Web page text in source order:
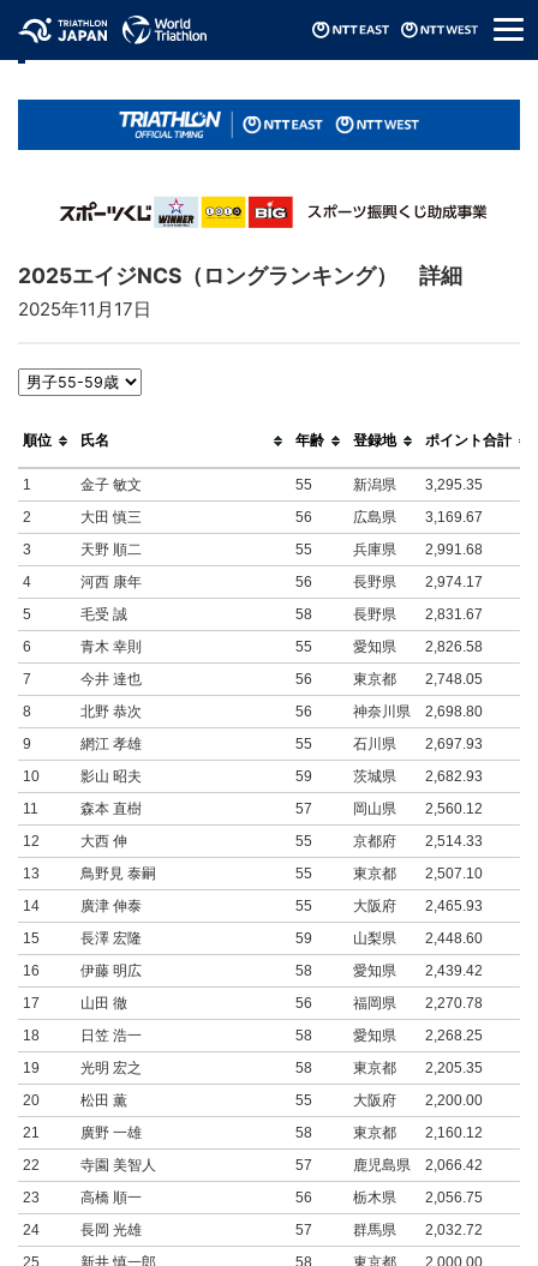
メ
ニ
ー
リザルト / Results
2025エイジNCS（ロングランキング） 詳細
2025年11月17日
順位 氏名 年齢 登録地 ポイント合計
1 金子 敏文 55 新潟県
3,295.35
2
大田 慎三 56 広島県
3,169.67
3
天野 順二 55 兵庫県
2,991.68
4
河西 康年 56 長野県
2,974.17
5
毛受 誠 58 長野県
2,831.67
6
青木 幸則 55 愛知県
2,826.58
7
今井 達也 56 東京都
2,748.05
8
北野 恭次 56 神奈川県
2,698.80
9
網江 孝雄 55 石川県
2,697.93
10
影山 昭夫 59 茨城県
2,682.93
11
森本 直樹 57 岡山県
2,560.12
12
大西 伸 55 京都府
2,514.33
13
鳥野見 泰嗣 55 東京都
2,507.10
14
廣津 伸泰 55 大阪府
2,465.93
15
長澤 宏隆 59 山梨県
2,448.60
16
伊藤 明広 58 愛知県
2,439.42
17
山田 徹 56 福岡県
2,270.78
18
日笠 浩一 58 愛知県
2,268.25
19
光明 宏之 58 東京都
2,205.35
20
松田 薫 55 大阪府
2,200.00
21
廣野 一雄 58 東京都
2,160.12
22
寺園 美智人 57 鹿児島県
2,066.42
23
高橋 順一 56 栃木県
2,056.75
24
長岡 光雄 57 群馬県
2,032.72
25
新井 慎一郎 58 東京都
2,000.00